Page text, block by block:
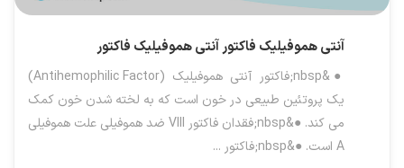
آنتی هموفیلیک فاکتورآنتی هموفیلیک فاکتور
●&nbsp;فاکتور آنتی هموفیلیک (Antihemophilic Factor)
یک پروتئین طبیعی در خون است که به لخته شدن خون کمک
می کند. ●&nbsp;فقدان فاکتور VIII ضد هموفیلی علت هموفیلی
A است. ●&nbsp;فاکتور ...